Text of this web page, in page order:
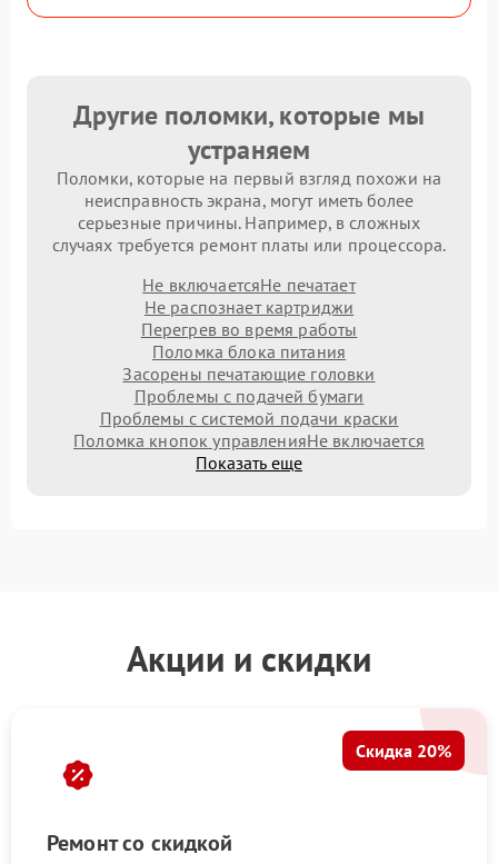
Другие поломки, которые мы
устраняем
Поломки, которые на первый взгляд похожи на
неисправность экрана, могут иметь более
серьезные причины. Например, в сложных
случаях требуется ремонт платы или процессора.
Не включаетсяНе печатает
Не распознает картриджи
Перегрев во время работы
Поломка блока питания
Засорены печатающие головки
Проблемы с подачей бумаги
Проблемы с системой подачи краски
Поломка кнопок управленияНе включается
Показать еще
Акции и скидки
Ремонт со скидкой
Скидка 20%